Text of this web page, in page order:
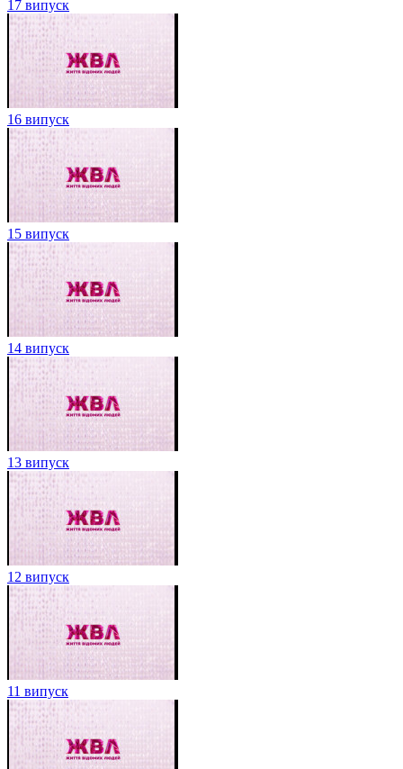
17 випуск
16 випуск
15 випуск
14 випуск
13 випуск
12 випуск
11 випуск